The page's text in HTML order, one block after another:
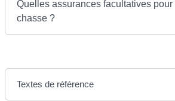
Quelles assurances facultatives pour
chasse ?
Textes de référence